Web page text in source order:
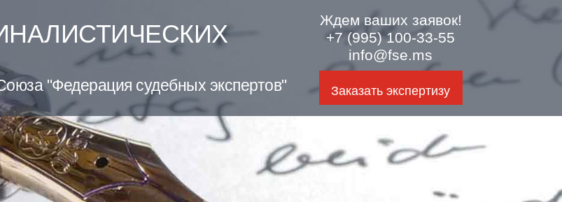
"Федерация судебных экспертов"
Ждем ваших заявок!
+7 (995) 100-33-55
info@fse.ms
Заказать экспертизу